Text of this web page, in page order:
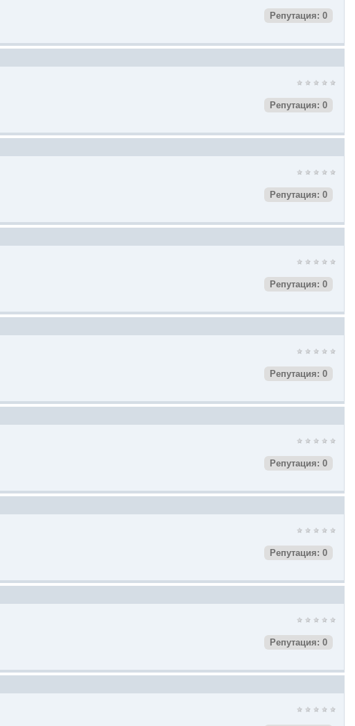
Репутация: 0
Репутация: 0
Репутация: 0
Репутация: 0
Репутация: 0
Репутация: 0
Репутация: 0
Репутация: 0